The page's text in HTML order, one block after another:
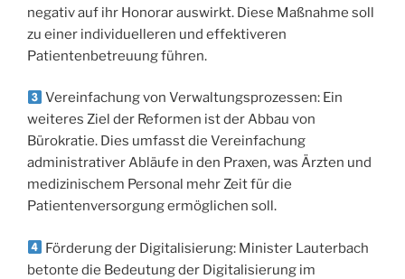
negativ auf ihr Honorar auswirkt. Diese Maßnahme soll
zu einer individuelleren und effektiveren
Patientenbetreuung führen.
Vereinfachung von Verwaltungsprozessen: Ein
weiteres Ziel der Reformen ist der Abbau von
Bürokratie. Dies umfasst die Vereinfachung
administrativer Abläufe in den Praxen, was Ärzten und
medizinischem Personal mehr Zeit für die
Patientenversorgung ermöglichen soll.
Förderung der Digitalisierung: Minister Lauterbach
betonte die Bedeutung der Digitalisierung im